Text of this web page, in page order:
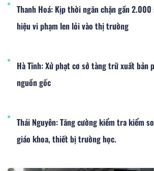
Thanh Hoá: Kịp thời ngăn chặn gần 2.000
hiệu vi phạm len lỏi vào thị trường
Hà Tĩnh: Xử phạt cơ sở tàng trữ xuất bản
nguồn gốc
Thái Nguyên: Tăng cường kiểm tra kiểm
giáo khoa, thiết bị trường học.